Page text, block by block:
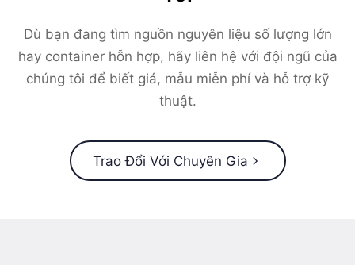
Dù bạn đang tìm nguồn nguyên liệu số lượng lớn
hay container hỗn hợp, hãy liên hệ với đội ngũ của
chúng tôi để biết giá, mẫu miễn phí và hỗ trợ kỹ
thuật.
Trao Đổi Với Chuyên Gia